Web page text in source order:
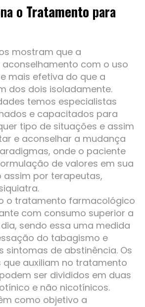
o Tratamento para
mostram que a
com o uso
mais efetiva do que a
dos dois isoladamente.
temos especialistas
e capacitados para
tipo de situações e assim
e aconselhar a mudança
onde o paciente
de valores em sua
assim por terapeutas,
o tratamento farmacológico
com consumo superior a
sendo essa uma medida
do tabagismo e
sintomas de abstinência. Os
auxiliam no tratamento
ser divididos em duas
e não nicotínicos.
como objetivo a